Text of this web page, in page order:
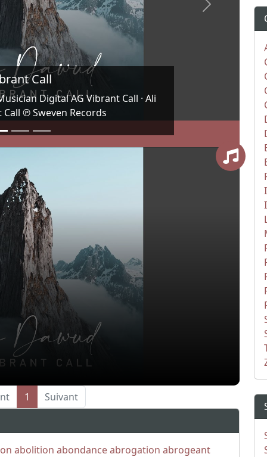
Call
Digital AG Vibrant Call · Ali
℗ Sweven Records
Next
1 Suivant
abolition abondanceabrogation abrogeant